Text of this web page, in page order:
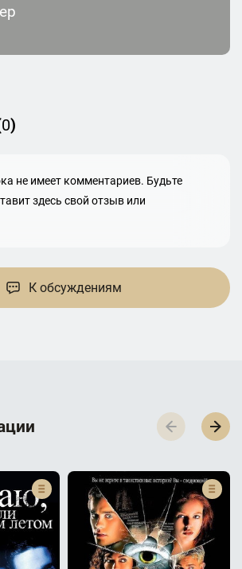
0)
не имеет комментариев. Будьте
здесь свой отзыв или
К обсуждениям